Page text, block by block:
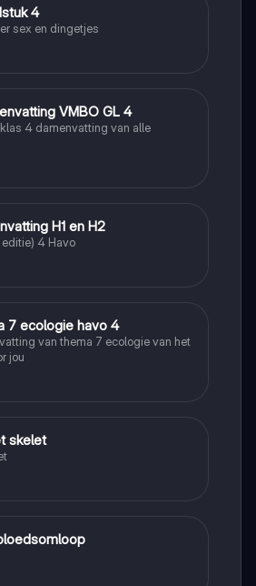
4
sex en dingetjes
VMBO GL 4
4 damenvatting van alle
H1 en H2
4 Havo
7 ecologie havo 4
van thema 7 ecologie van het
jou
skelet